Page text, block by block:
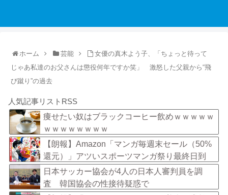
ホーム 芸能
女優の真木よう子、「ちょっと待って
じゃあ私達のお父さんは懲役何年ですか笑」 激怒した父親から“飛
び蹴り”の過去
人気記事リストRSS
痩せたい奴はブラックコーヒー飲めｗｗｗｗｗ
ｗｗｗｗｗｗｗｗ
【朗報】Amazon「マンガ毎週末セール（50%
還元）」アツいスポーツマンガ祭り最終日到
来！！！
日本サッカー協会が4人の日本人審判員を調
査 韓国協会の性接待疑惑で